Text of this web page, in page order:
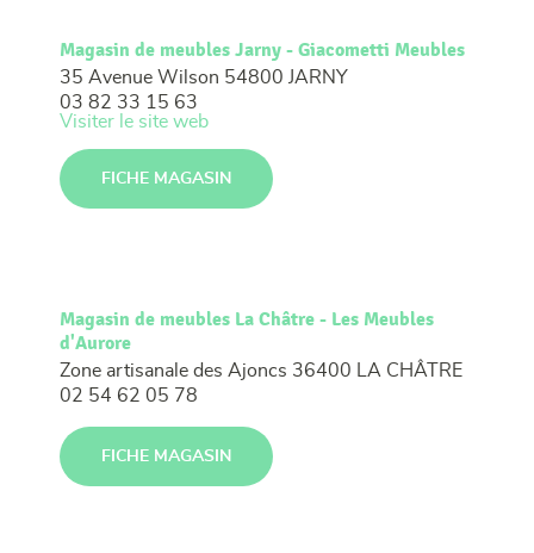
Magasin de meubles Jarny - Giacometti Meubles
35 Avenue Wilson 54800 JARNY
03 82 33 15 63
Visiter le site web
FICHE MAGASIN
Magasin de meubles La Châtre - Les Meubles
d'Aurore
Zone artisanale des Ajoncs 36400 LA CHÂTRE
02 54 62 05 78
FICHE MAGASIN